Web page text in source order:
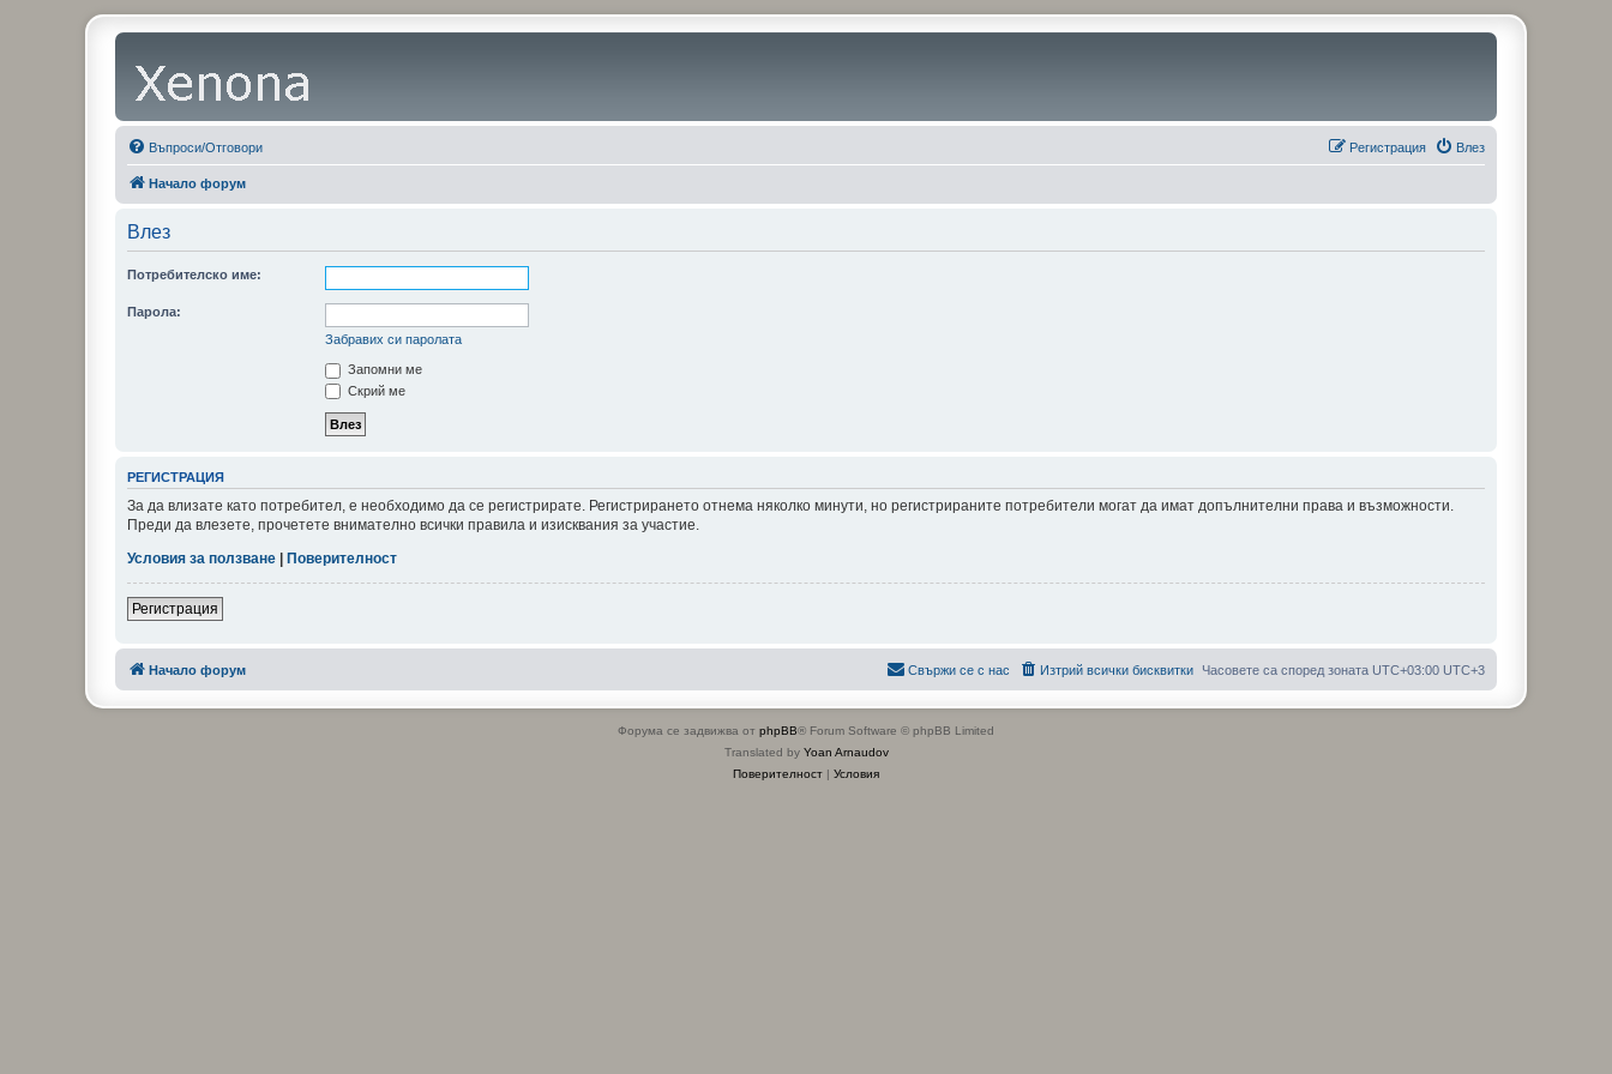
Въпроси/Отговори Влез
Регистрация
Начало форум
Влез
Потребителско име:
Парола:
Забравих си паролата
Запомни ме
Скрий ме
РЕГИСТРАЦИЯ
За да влизате като потребител, е необходимо да се регистрирате. Регистрирането отнема няколко минути, но регистрираните потребители могат да имат допълнителни права и възможности.
Преди да влезете, прочетете внимателно всички правила и изисквания за участие.
Условия за ползване | Поверителност
Регистрация
Начало форум Часовете са според зоната UTC+03:00 UTC+3
Изтрий всички бисквитки
Свържи се с нас
Форума се задвижва от phpBB® Forum Software © phpBB Limited
Translated by Yoan Arnaudov
Поверителност | Условия